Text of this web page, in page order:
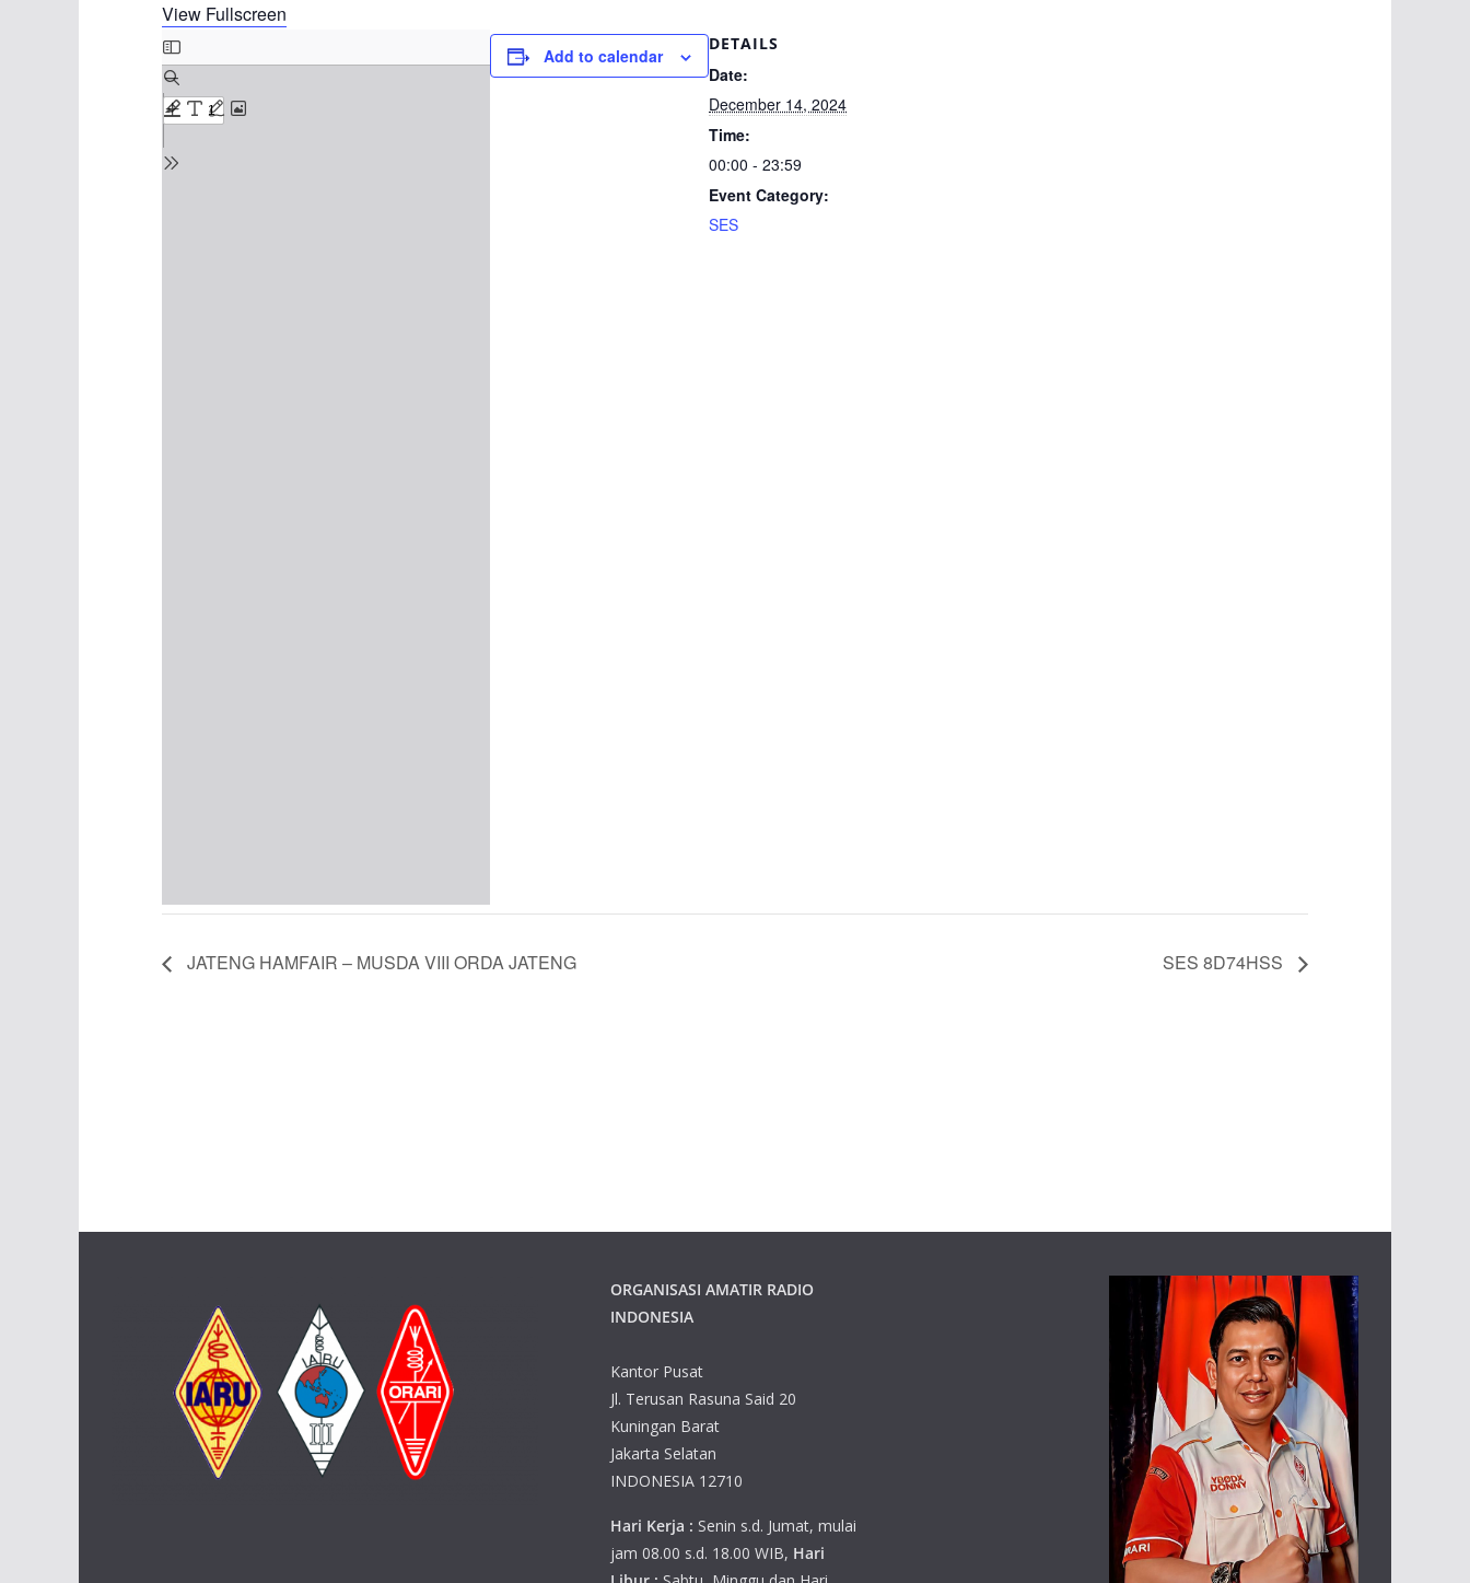
View Fullscreen
Add to calendar
DETAILS
Date:
December 14, 2024
Time:
00:00 - 23:59
Event Category:
SES
JATENG HAMFAIR – MUSDA VIII ORDA JATENG SES 8D74HSS
ORGANISASI AMATIR RADIO
INDONESIA
Kantor Pusat
Jl. Terusan Rasuna Said 20
Kuningan Barat
Jakarta Selatan
INDONESIA 12710
Hari Kerja : Senin s.d. Jumat, mulai
jam 08.00 s.d. 18.00 WIB, Hari